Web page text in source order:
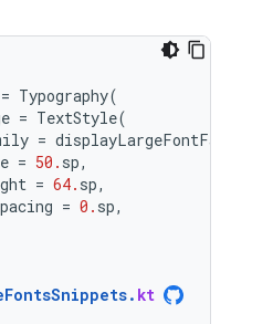
= Typography(
= TextStyle(
= displayLargeFontFamily
= 50. sp,
= 64. sp,
= 0. sp,
. kt